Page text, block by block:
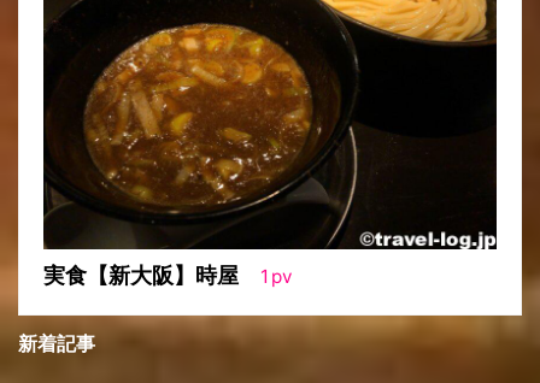
実食【新大阪】時屋 1 pv
新着記事